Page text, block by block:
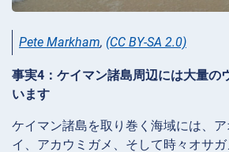
Pete Markham, (CC BY-SA 2.0)
事実4：ケイマン諸島周辺には大量の
います
ケイマン諸島を取り巻く海域には、
イ、アカウミガメ、そして時々オサ